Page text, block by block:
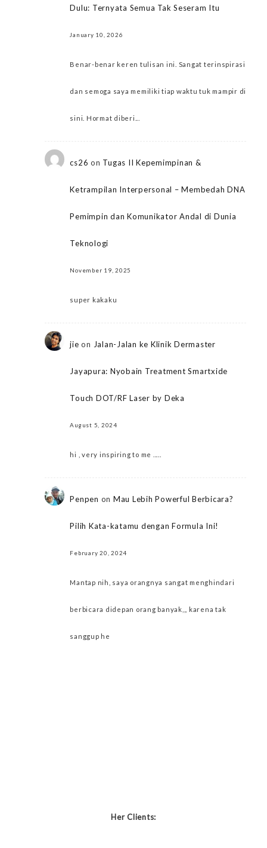
Dulu: Ternyata Semua Tak Seseram Itu
January 10, 2026
Benar-benar keren tulisan ini. Sangat terinspirasi
dan semoga saya memiliki tiap waktu tuk mampir di
sini. Hormat diberi...
cs26 on Tugas II Kepemimpinan &
Ketrampilan Interpersonal – Membedah DNA
Pemimpin dan Komunikator Andal di Dunia
Teknologi
November 19, 2025
super kakaku
jie on Jalan-Jalan ke Klinik Dermaster
Jayapura: Nyobain Treatment Smartxide
Touch DOT/RF Laser by Deka
August 5, 2024
hi , very inspiring to me .....
Penpen on Mau Lebih Powerful Berbicara?
Pilih Kata-katamu dengan Formula Ini!
February 20, 2024
Mantap nih, saya orangnya sangat menghindari
berbicara didepan orang banyak,,, karena tak
sanggup he
Her Clients: